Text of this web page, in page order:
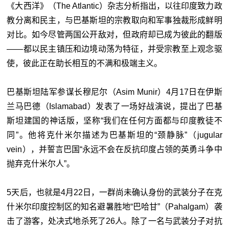
《大西洋》（The Atlantic）杂志分析指出，以往印度致力政
教分离和民主，与巴基斯坦的宗教取向和军事独裁形成鲜明
对比。如今尽管两国公开敌对，但政府却已成为彼此的翻版
——都以民主镇压和边境动荡为特征，并受宗教至上观念驱
使，彼此正在助长相互的不满和极端主义。
巴基斯坦陆军参谋长穆尼尔（Asim Munir）4月17日在伊斯
兰马巴德（Islamabad）发表了一场好战演说，提出了巴基
斯坦建国的神话版，坚称“我们在任何方面都与印度教徒不
同”。他将克什米尔描述为巴基斯坦的“颈静脉”（jugular
vein），并誓言巴国“永远不会在反抗印度占领的英勇斗争中
抛弃克什米尔人”。
5天后，也就是4月22日，一群尚未确认身份的武装分子在克
什米尔印度控制区的知名避暑胜地“巴哈甘”（Pahalgam）袭
击了游客，处决式地杀死了26人。除了一名与武装分子对抗